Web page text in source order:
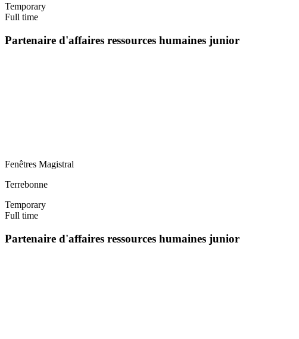
Temporary
Full time
Partenaire d'affaires ressources humaines junior
Fenêtres Magistral
Terrebonne
Temporary
Full time
Partenaire d'affaires ressources humaines junior